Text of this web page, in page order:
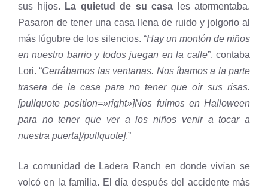
sus hijos.
La quietud de su casa les atormentaba.
Pasaron de tener una casa llena de ruido y jolgorio al
más lúgubre de los silencios. “Hay un montón de niños
en nuestro barrio y todos juegan en la calle”, contaba
Lori. “Cerrábamos las ventanas. Nos íbamos a la parte
trasera de la casa para no tener que oír sus risas.
[pullquote position=»right»]Nos fuimos en Halloween
para no tener que ver a los niños venir a tocar a
nuestra puerta[/pullquote].”
La comunidad de Ladera Ranch en donde vivían se
volcó en la familia. El día después del accidente más